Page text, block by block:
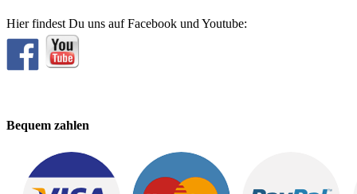
Hier findest Du uns auf Facebook und Youtube:
Bequem zahlen